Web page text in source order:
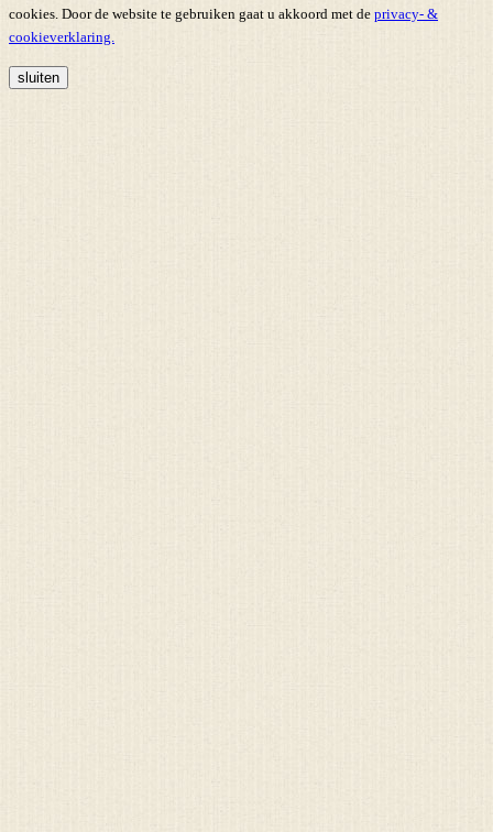
cookies. Door de website te gebruiken gaat u akkoord met de privacy- &
cookieverklaring.
sluiten